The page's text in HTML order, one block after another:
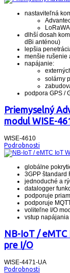
nastaviteľná
dlhší dosah
dBi anténou)
lepšia
menšie rušenie
napájanie:
solárny
podpora GPS /
Priemyselný
modul WISE-
WISE-4610
Podrobnosti
globálne
3GPP štandard
jednoduché a
datalogger
podporuje
podporuje
voliteľne I/O
vstup
NB-IoT / eMTC
pre I/O
WISE-4471-UA
Podrobnosti